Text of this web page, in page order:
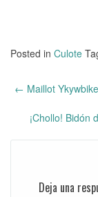
Posted in Culote
navigation
← Maillot
¡Chollo! Bidón
Deja una